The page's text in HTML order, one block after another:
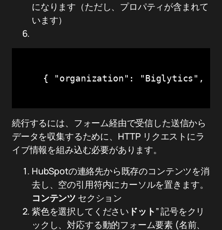
になります（ただし、プロパティが含まれて
います）
{ "organization": "Biglytics",
続行するには、フォーム経由で受信した送信から
データを収集するために、HTTP リクエストにラ
イブ情報を組み込む必要があります。
HubSpotの連絡先から既存のコンテンツを消
去し、空の引用符内にカーソルを置きます。
コンテンツ セクション
紫色を選択してください ドット” 記号をクリ
ックし、対応する動的フォーム要素 (名前、